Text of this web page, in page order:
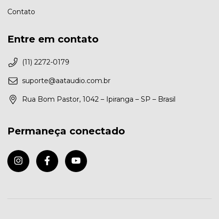
Contato
Entre em contato
(11) 2272-0179
suporte@aataudio.com.br
Rua Bom Pastor, 1042 – Ipiranga – SP – Brasil
Permaneça conectado